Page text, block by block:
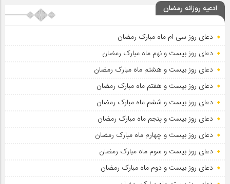
ادعیه روزانه رمضان
دعای روز سی ام ماه مبارک رمضان
دعای روز بیست و نهم ماه مبارک رمضان
دعای روز بیست و هشتم ماه مبارک رمضان
دعای روز بیست و هفتم ماه مبارک رمضان
دعای روز بیست و ششم ماه مبارک رمضان
دعای روز بیست و پنجم ماه مبارک رمضان
دعای روز بیست و چهارم ماه مبارک رمضان
دعای روز بیست و سوم ماه مبارک رمضان
دعای روز بیست و دوم ماه مبارک رمضان